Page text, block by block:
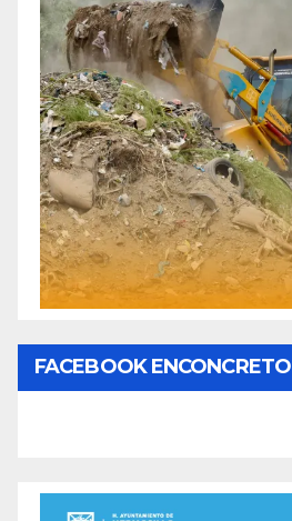
FACEBOOK ENCONCRETO